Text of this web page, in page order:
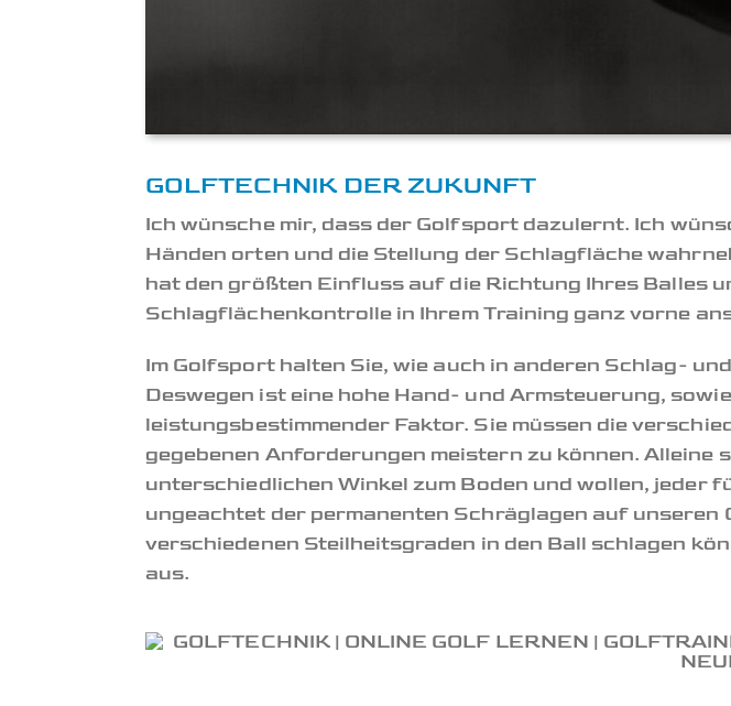
GOLFTECHNIK DER ZUKUNFT
Ich wünsche mir, dass der Golfsport dazulernt. Ich
Händen orten und die Stellung der Schlagfläche
hat den größten Einfluss auf die Richtung Ihres Balles
Schlagflächenkontrolle in Ihrem Training ganz vorne
Im Golfsport halten Sie, wie auch in anderen Schlag-
Deswegen ist eine hohe Hand- und Armsteuerung,
leistungsbestimmender Faktor. Sie müssen die
gegebenen Anforderungen meistern zu können. Alleine
unterschiedlichen Winkel zum Boden und wollen, jeder
ungeachtet der permanenten Schräglagen auf unseren
verschiedenen Steilheitsgraden in den Ball schlagen
aus.